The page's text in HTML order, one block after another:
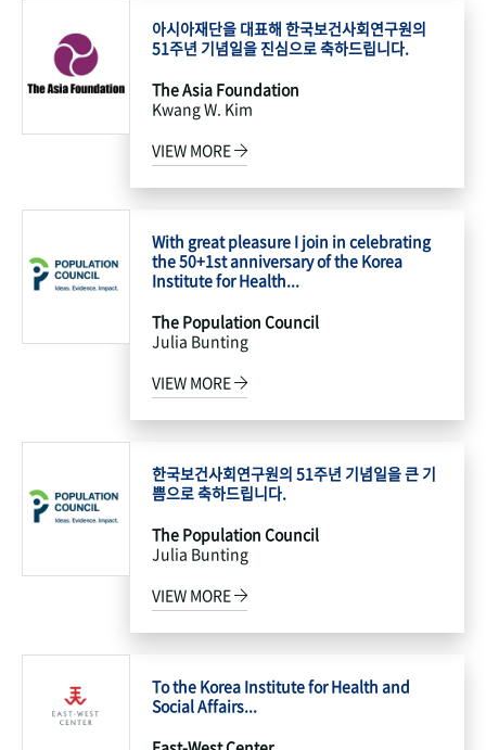
아시아재단을 대표해 한국보건사회연구원의
51주년 기념일을 진심으로 축하드립니다.
The Asia Foundation
Kwang W. Kim
VIEW MORE
With great pleasure I join in celebrating
the 50+1st anniversary of the Korea
Institute for Health...
The Population Council
Julia Bunting
VIEW MORE
한국보건사회연구원의 51주년 기념일을 큰 기
쁨으로 축하드립니다.
The Population Council
Julia Bunting
VIEW MORE
To the Korea Institute for Health and
Social Affairs...